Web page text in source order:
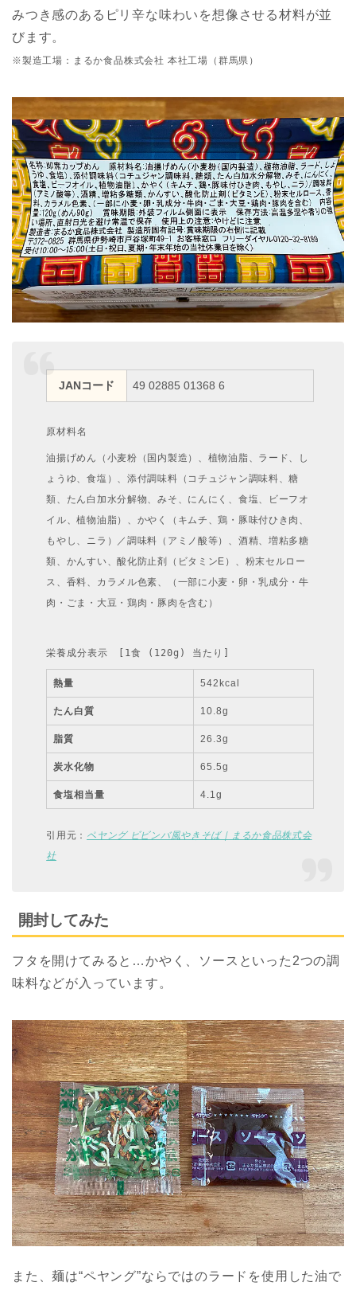
みつき感のあるピリ辛な味わいを想像させる材料が並
びます。
※製造工場：まるか食品株式会社 本社工場（群馬県）
JANコード 49 02885 01368 6
原材料名
油揚げめん（小麦粉（国内製造）、植物油脂、ラード、し
ょうゆ、食塩）、添付調味料（コチュジャン調味料、糖
類、たん白加水分解物、みそ、にんにく、食塩、ビーフオ
イル、植物油脂）、かやく（キムチ、鶏・豚味付ひき肉、
もやし、ニラ）／調味料（アミノ酸等）、酒精、増粘多糖
類、かんすい、酸化防止剤（ビタミンE）、粉末セルロー
ス、香料、カラメル色素、（一部に小麦・卵・乳成分・牛
肉・ごま・大豆・鶏肉・豚肉を含む）
栄養成分表示　[1食 (120g) 当たり]
熱量 542kcal
たん白質 10.8g
脂質 26.3g
炭水化物 65.5g
食塩相当量 4.1g
引用元： ペヤング ビビンバ風やきそば｜まるか食品株式会
社
開封してみた
フタを開けてみると…かやく、ソースといった2つの調
味料などが入っています。
また、麺は“ペヤング”ならではのラードを使用した油で